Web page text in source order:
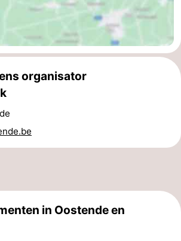
organisator
in Oostende en